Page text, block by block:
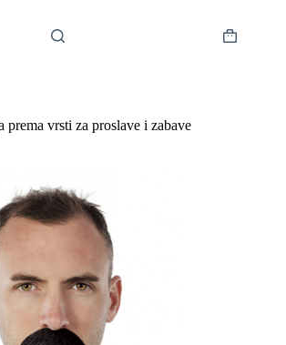
Košarica
prema vrsti za proslave i zabave